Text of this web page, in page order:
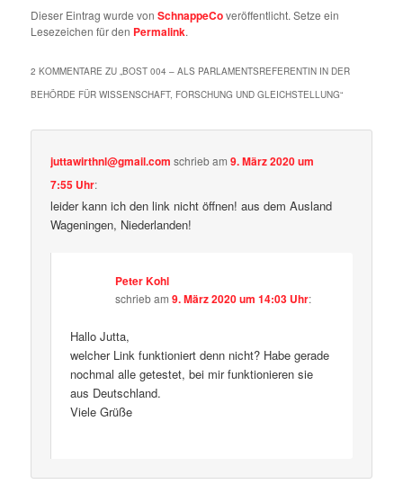
Dieser Eintrag wurde vonSchnappeCoveröffentlicht. Setze ein
Lesezeichen für den Permalink.
2 KOMMENTARE ZU „BOST 004 – ALS PARLAMENTSREFERENTIN IN DER
BEHÖRDE FÜR WISSENSCHAFT, FORSCHUNG UND GLEICHSTELLUNG“
juttawirthnl@gmail.com schriebam9. März 2020 um
7:55 Uhr:
leider kann ich den link nicht öffnen! aus dem Ausland
Wageningen, Niederlanden!
Peter Kohl
schriebam9. März 2020 um 14:03 Uhr:
Hallo Jutta,
welcher Link funktioniert denn nicht? Habe gerade
nochmal alle getestet, bei mir funktionieren sie
aus Deutschland.
Viele Grüße